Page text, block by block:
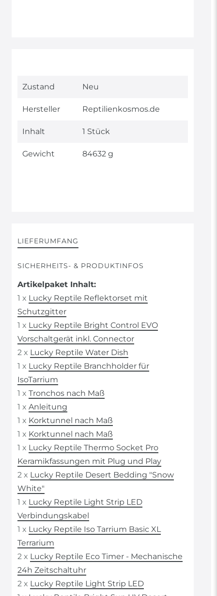
Technisches
Wert
Zustand Neu
Hersteller Reptilienkosmos.de
Inhalt 1 Stück
Gewicht 84632 g
LIEFERUMFANG
SICHERHEITS- & PRODUKTINFOS
Artikelpaket Inhalt:
1 x Lucky Reptile Reflektorset mit
Schutzgitter
1 x Lucky Reptile Bright Control EVO
Vorschaltgerät inkl. Connector
2 x Lucky Reptile Water Dish
1 x Lucky Reptile Branchholder für
IsoTarrium
1 x Tronchos nach Maß
1 x Anleitung
1 x Korktunnel nach Maß
1 x Korktunnel nach Maß
1 x Lucky Reptile Thermo Socket Pro
Keramikfassungen mit Plug und Play
2 x Lucky Reptile Desert Bedding "Snow
White"
1 x Lucky Reptile Light Strip LED
Verbindungskabel
1 x Lucky Reptile Iso Tarrium Basic XL
Terrarium
2 x Lucky Reptile Eco Timer - Mechanische
24h Zeitschaltuhr
2 x Lucky Reptile Light Strip LED